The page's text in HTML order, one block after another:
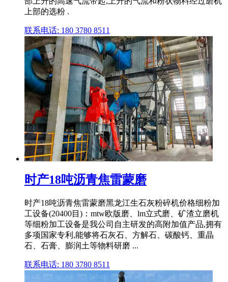
上部的选粉 .
联系电话: 180 3780 8511
时产18吨沥青焦雷蒙磨
时产18吨沥青焦雷蒙磨黑龙江生石灰粉碎机价格细粉加
工设备(20400目)：mtw欧版磨、lm立式磨、矿渣立磨机
等细粉加工设备是我公司自主研发的高附加值产品,拥有
多项国家专利,能够将石灰石、方解石、碳酸钙、重晶
石、石膏、膨润土等物料研磨 ...
联系电话: 180 3780 8511